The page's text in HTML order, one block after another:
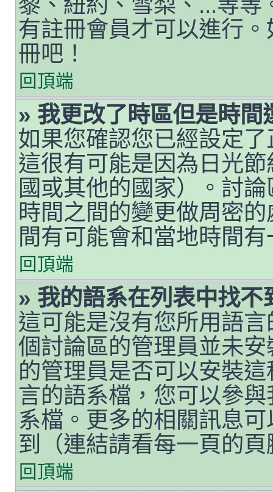
有註冊會員才可以進行
冊吧！
回頂端
» 我更改了時區但是時間
如果您確認您已經設定
這很有可能是因為日光
國或其他的國家）。討
時間之間的變更做周密
間有可能會和當地時間
回頂端
» 我的語系在列表中找不
這可能是沒有您所用語
個討論區的管理員並未
的管理員是否可以安裝
言的語系檔，您可以參
系檔。更多的相關訊息
到（連結請看每一頁的頁
回頂端